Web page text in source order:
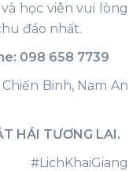
học viên vui lòng
đáo nhất.
098 658 7739
Binh, Nam An
HÁI TƯƠNG LAI.